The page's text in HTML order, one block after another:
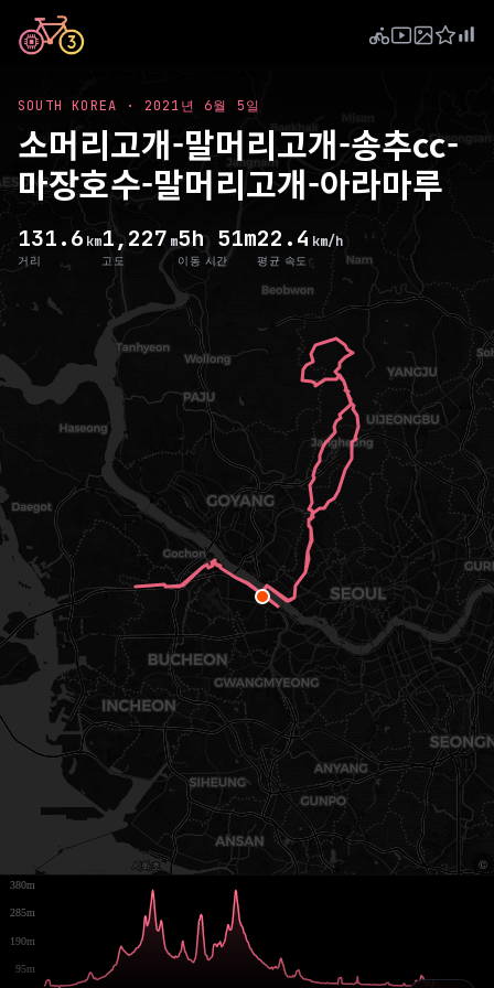
SOUTH KOREA · 2021년 6월 5일
소머리고개-말머리고개-송추cc-
마장호수-말머리고개-아라마루
131.6 km
거리
1,227 m
고도
5h 51m
이동 시간
22.4 km/h
평균 속도
95m
190m
285m
380m